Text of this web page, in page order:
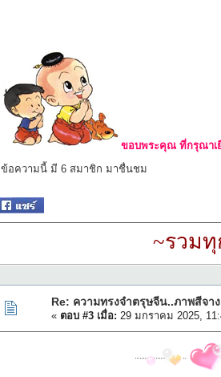
ขอบพระคุณ ที่กรุณาเ
ข้อความนี้ มี 6 สมาชิก มาชื่นชม
~รวมทุ
Re: ความทรงจำตรุษจีน..ภาพสีจาง
« ตอบ #3 เมื่อ: 29 มกราคม 2025,